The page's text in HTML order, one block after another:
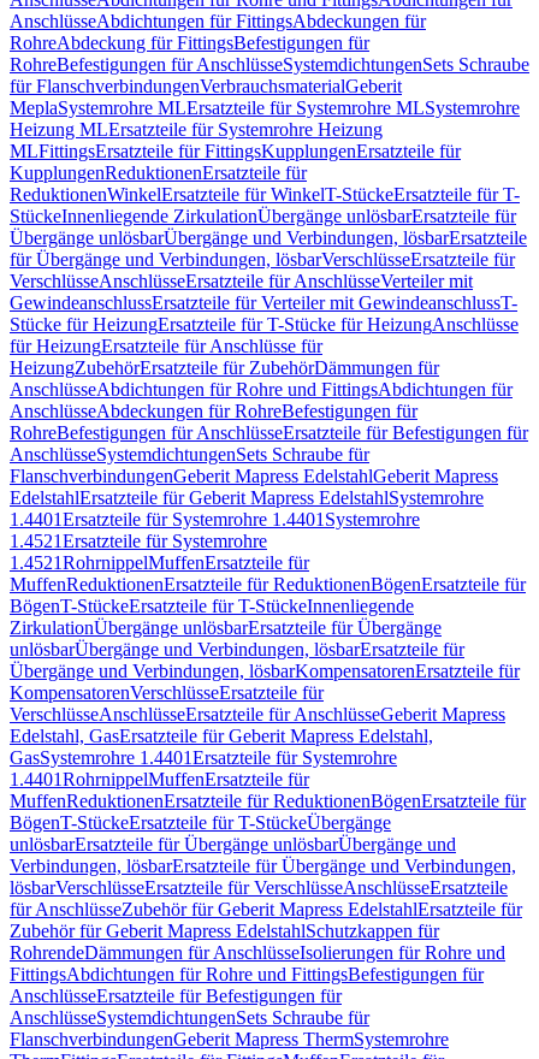
AnschlüsseAbdichtungen für FittingsAbdeckungen für
RohreAbdeckung für FittingsBefestigungen für
RohreBefestigungen für AnschlüsseSystemdichtungenSets Schraube
für FlanschverbindungenVerbrauchsmaterialGeberit
MeplaSystemrohre MLErsatzteile für Systemrohre MLSystemrohre
Heizung MLErsatzteile für Systemrohre Heizung
MLFittingsErsatzteile für FittingsKupplungenErsatzteile für
KupplungenReduktionenErsatzteile für
ReduktionenWinkelErsatzteile für WinkelT-StückeErsatzteile für T-
StückeInnenliegende ZirkulationÜbergänge unlösbarErsatzteile für
Übergänge unlösbarÜbergänge und Verbindungen, lösbarErsatzteile
für Übergänge und Verbindungen, lösbarVerschlüsseErsatzteile für
VerschlüsseAnschlüsseErsatzteile für AnschlüsseVerteiler mit
GewindeanschlussErsatzteile für Verteiler mit GewindeanschlussT-
Stücke für HeizungErsatzteile für T-Stücke für HeizungAnschlüsse
für HeizungErsatzteile für Anschlüsse für
HeizungZubehörErsatzteile für ZubehörDämmungen für
AnschlüsseAbdichtungen für Rohre und FittingsAbdichtungen für
AnschlüsseAbdeckungen für RohreBefestigungen für
RohreBefestigungen für AnschlüsseErsatzteile für Befestigungen für
AnschlüsseSystemdichtungenSets Schraube für
FlanschverbindungenGeberit Mapress EdelstahlGeberit Mapress
EdelstahlErsatzteile für Geberit Mapress EdelstahlSystemrohre
1.4401Ersatzteile für Systemrohre 1.4401 Systemrohre
1.4521Ersatzteile für Systemrohre
1.4521RohrnippelMuffenErsatzteile für
MuffenReduktionenErsatzteile für ReduktionenBögenErsatzteile für
BögenT-StückeErsatzteile für T-StückeInnenliegende
ZirkulationÜbergänge unlösbarErsatzteile für Übergänge
unlösbarÜbergänge und Verbindungen, lösbarErsatzteile für
Übergänge und Verbindungen, lösbarKompensatorenErsatzteile für
KompensatorenVerschlüsseErsatzteile für
VerschlüsseAnschlüsseErsatzteile für AnschlüsseGeberit Mapress
Edelstahl, GasErsatzteile für Geberit Mapress Edelstahl,
GasSystemrohre 1.4401Ersatzteile für Systemrohre
1.4401RohrnippelMuffenErsatzteile für
MuffenReduktionenErsatzteile für ReduktionenBögenErsatzteile für
BögenT-StückeErsatzteile für T-StückeÜbergänge
unlösbarErsatzteile für Übergänge unlösbarÜbergänge und
Verbindungen, lösbarErsatzteile für Übergänge und Verbindungen,
lösbarVerschlüsseErsatzteile für VerschlüsseAnschlüsseErsatzteile
für AnschlüsseZubehör für Geberit Mapress EdelstahlErsatzteile für
Zubehör für Geberit Mapress EdelstahlSchutzkappen für
RohrendeDämmungen für AnschlüsseIsolierungen für Rohre und
FittingsAbdichtungen für Rohre und FittingsBefestigungen für
AnschlüsseErsatzteile für Befestigungen für
AnschlüsseSystemdichtungenSets Schraube für
FlanschverbindungenGeberit Mapress ThermSystemrohre